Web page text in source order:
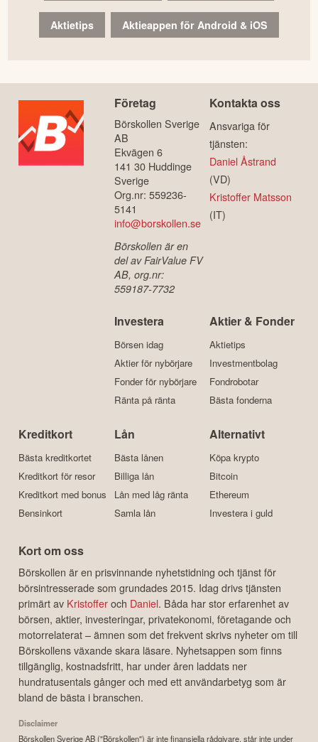
Aktietips Aktieappen för Android & iOS
Företag
Börskollen Sverige
AB
Ekvägen 6
141 30 Huddinge
Sverige
Org.nr: 559236-
5141
info@borskollen.se
Börskollen är en
del av FairValue FV
AB, org.nr:
559187-7732
Kontakta oss
Ansvariga för
tjänsten:
Daniel Åstrand
(VD)
Kristoffer Matsson
(IT)
Investera
Börsen idag
Aktier för nybörjare
Fonder för nybörjare
Ränta på ränta
Aktier & Fonder
Aktietips
Investmentbolag
Fondrobotar
Bästa fonderna
Kreditkort
Bästa kreditkortet
Kreditkort för resor
Kreditkort med bonus
Bensinkort
Lån
Bästa lånen
Billiga lån
Lån med låg ränta
Samla lån
Alternativt
Köpa krypto
Bitcoin
Ethereum
Investera i guld
Kort om oss
Börskollen är en prisvinnande nyhetstidning och tjänst för
börsintresserade som grundades 2015. Idag drivs tjänsten
primärt av Kristofferoch Daniel. Båda har stor erfarenhet av
börsen, aktier, investeringar, privatekonomi, företagande och
motorrelaterat – ämnen som det frekvent skrivs nyheter om till
Börskollens växande skara läsare. Nyhetsappen som finns
tillgänglig, kostnadsfritt, har under åren laddats ner
hundratusentals gånger och med ett användarbetyg som är
bland de bästa i branschen.
Disclaimer
Börskollen Sverige AB ("Börskollen") är inte finansiella rådgivare, står inte under